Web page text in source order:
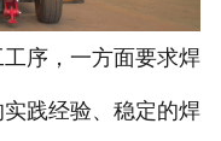
序，一方面要求焊
践经验、稳定的焊